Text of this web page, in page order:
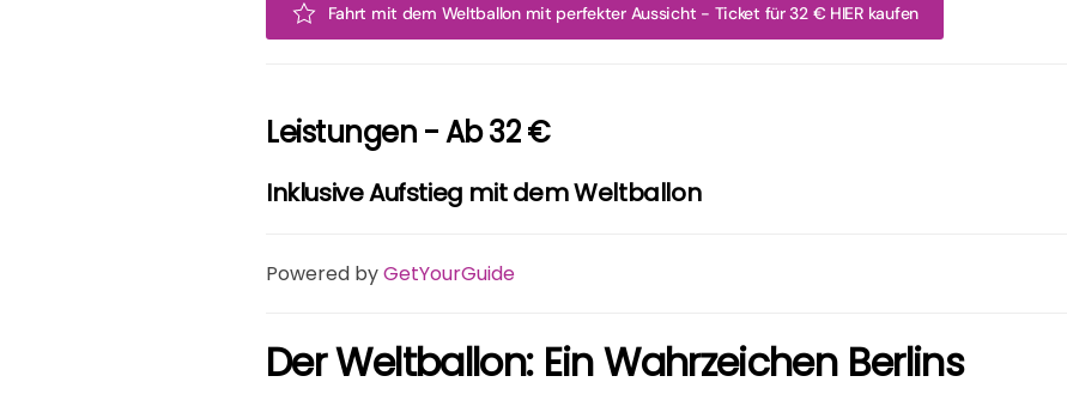
Fahrt mit dem Weltballon mit perfekter Aussicht - Ticket für 32 € HIER kaufen
Leistungen - Ab 32 €
Inklusive Aufstieg mit dem Weltballon
Powered byGetYourGuide
Der Weltballon: Ein Wahrzeichen Berlins